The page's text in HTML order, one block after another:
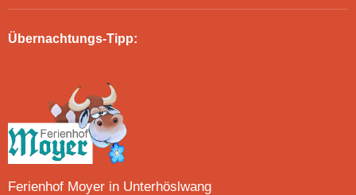
Übernachtungs-Tipp:
Ferienhof Moyer in Unterhöslwang